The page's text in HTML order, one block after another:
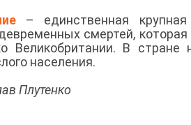
– единственная
смертей,
Великобритании. В
населения.
Плутенко